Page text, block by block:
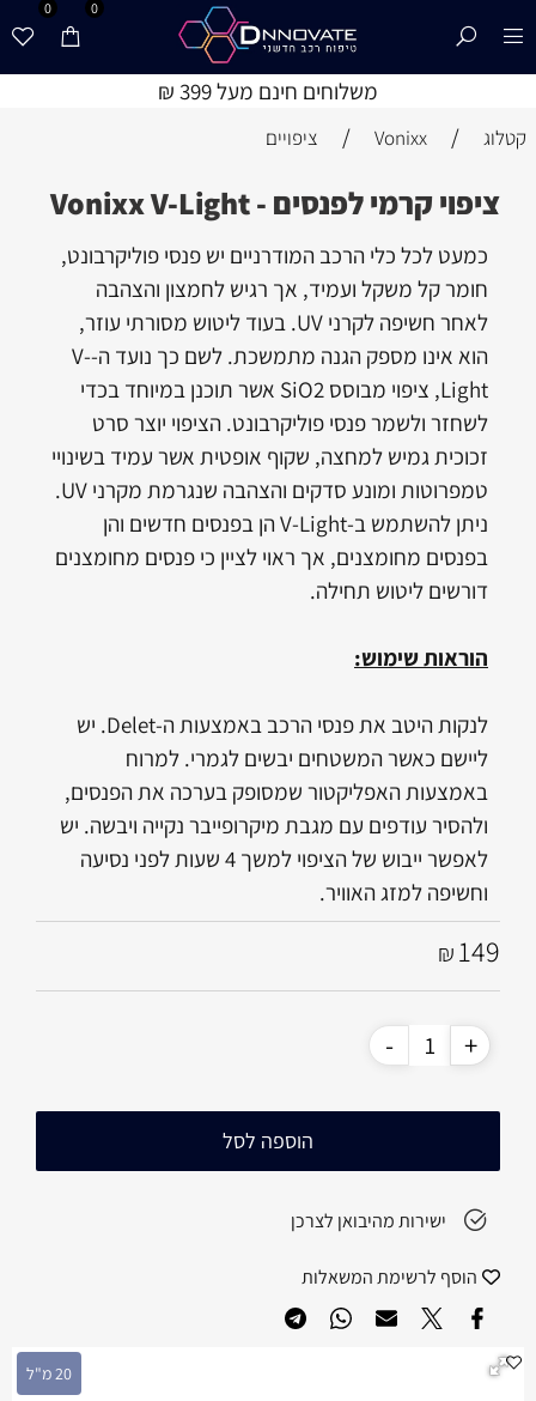
משלוחים חינם מעל 399 ₪
0 0
קטלוג /
Vonixx
/ ציפויים
ציפוי קרמי לפנסים - Vonixx V-Light
20 מ"ל
כמעט לכל כלי הרכב המודרניים יש פנסי פוליקרבונט,
חומר קל משקל ועמיד, אך רגיש לחמצון והצהבה
לאחר חשיפה לקרני UV. בעוד ליטוש מסורתי עוזר,
הוא אינו מספק הגנה מתמשכת. לשם כך נועד ה-V-
Light, ציפוי מבוסס SiO2 אשר תוכנן במיוחד בכדי
לשחזר ולשמר פנסי פוליקרבונט. הציפוי יוצר סרט
זכוכית גמיש למחצה, שקוף אופטית אשר עמיד בשינויי
טמפרוטות ומונע סדקים והצהבה שנגרמת מקרני UV.
ניתן להשתמש ב-V-Light הן בפנסים חדשים והן
בפנסים מחומצנים, אך ראוי לציין כי פנסים מחומצנים
דורשים ליטוש תחילה.
הוראות שימוש:
לנקות היטב את פנסי הרכב באמצעות ה-Delet. יש
ליישם כאשר המשטחים יבשים לגמרי. למרוח
באמצעות האפליקטור שמסופק בערכה את הפנסים,
ולהסיר עודפים עם מגבת מיקרופייבר נקייה ויבשה. יש
לאפשר ייבוש של הציפוי למשך 4 שעות לפני נסיעה
וחשיפה למזג האוויר.
₪149
הוספה לסל
ישירות מהיבואן לצרכן
הוסף לרשימת המשאלות